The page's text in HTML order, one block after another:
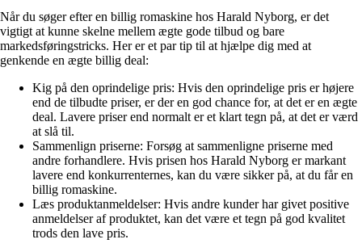
Når du søger efter en billig romaskine hos Harald Nyborg, er det
vigtigt at kunne skelne mellem ægte gode tilbud og bare
markedsføringstricks. Her er et par tip til at hjælpe dig med at
genkende en ægte billig deal:
Kig på den oprindelige pris: Hvis den oprindelige pris er højere
end de tilbudte priser, er der en god chance for, at det er en ægte
deal. Lavere priser end normalt er et klart tegn på, at det er værd
at slå til.
Sammenlign priserne: Forsøg at sammenligne priserne med
andre forhandlere. Hvis prisen hos Harald Nyborg er markant
lavere end konkurrenternes, kan du være sikker på, at du får en
billig romaskine.
Læs produktanmeldelser: Hvis andre kunder har givet positive
anmeldelser af produktet, kan det være et tegn på god kvalitet
trods den lave pris.